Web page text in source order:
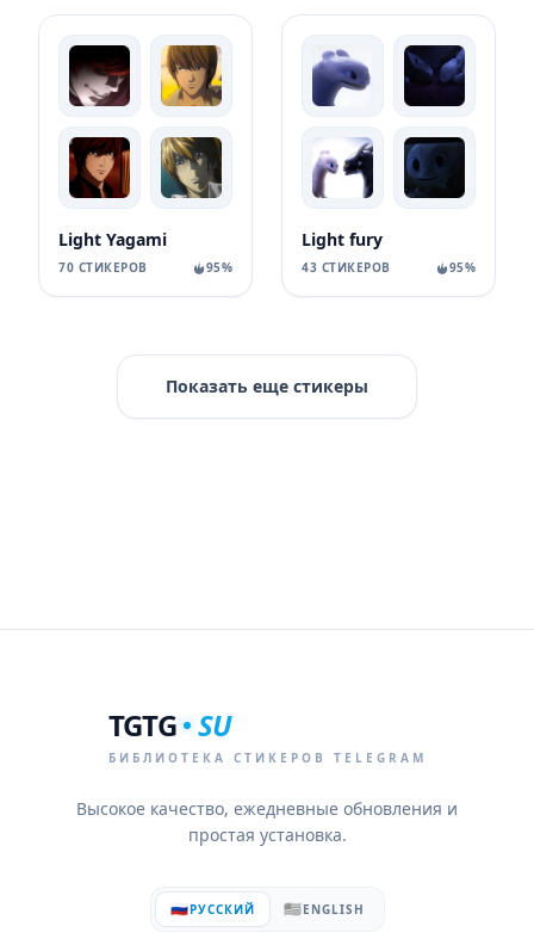
Light Yagami
70 СТИКЕРОВ 95%
Light fury
43 СТИКЕРОВ 95%
Показать еще стикеры
TGTG SU
БИБЛИОТЕКА СТИКЕРОВ TELEGRAM
Высокое качество, ежедневные обновления и
простая установка.
🇷🇺РУССКИЙ 🇺🇸ENGLISH